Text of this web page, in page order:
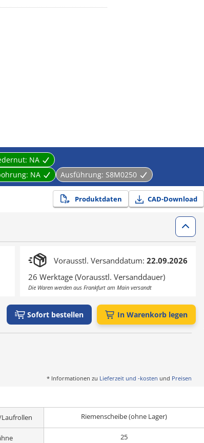
NA
NA Ausführung: S8M0250
Produktdaten CAD-Download
Vorausstl. Versanddatum: 22.09.2026
26 Werktage (Vorausstl. Versanddauer)
Die Waren werden aus Frankfurt am Main versandt
Sofort bestellen In Warenkorb legen
* Informationen zu Lieferzeit und -kosten und Preisen
Riemenscheibe (ohne Lager)
25